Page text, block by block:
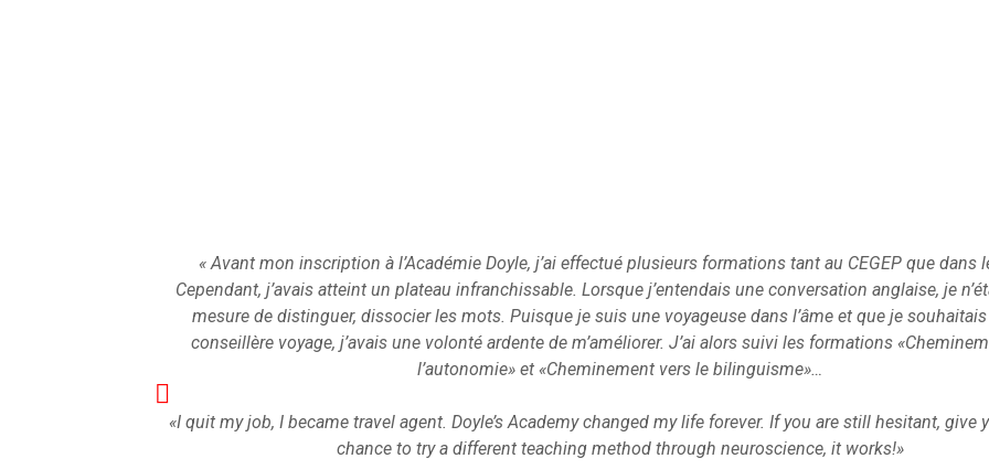
« Avant mon inscription à l’Académie Doyle, j’ai effectué plusieurs formations tant au CEGEP que dans
Cependant, j’avais atteint un plateau infranchissable. Lorsque j’entendais une conversation anglaise, je
mesure de distinguer, dissocier les mots. Puisque je suis une voyageuse dans l’âme et que je
conseillère voyage, j’avais une volonté ardente de m’améliorer. J’ai alors suivi les formations
l’autonomie» et «Cheminement vers le bilinguisme»…
«I quit my job, I became travel agent. Doyle’s Academy changed my life forever. If you are still hesitant, give
chance to try a different teaching method through neuroscience, it works!»